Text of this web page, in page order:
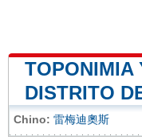
TOPONIMIA
DISTRITO
Chino: 雷梅迪奧斯